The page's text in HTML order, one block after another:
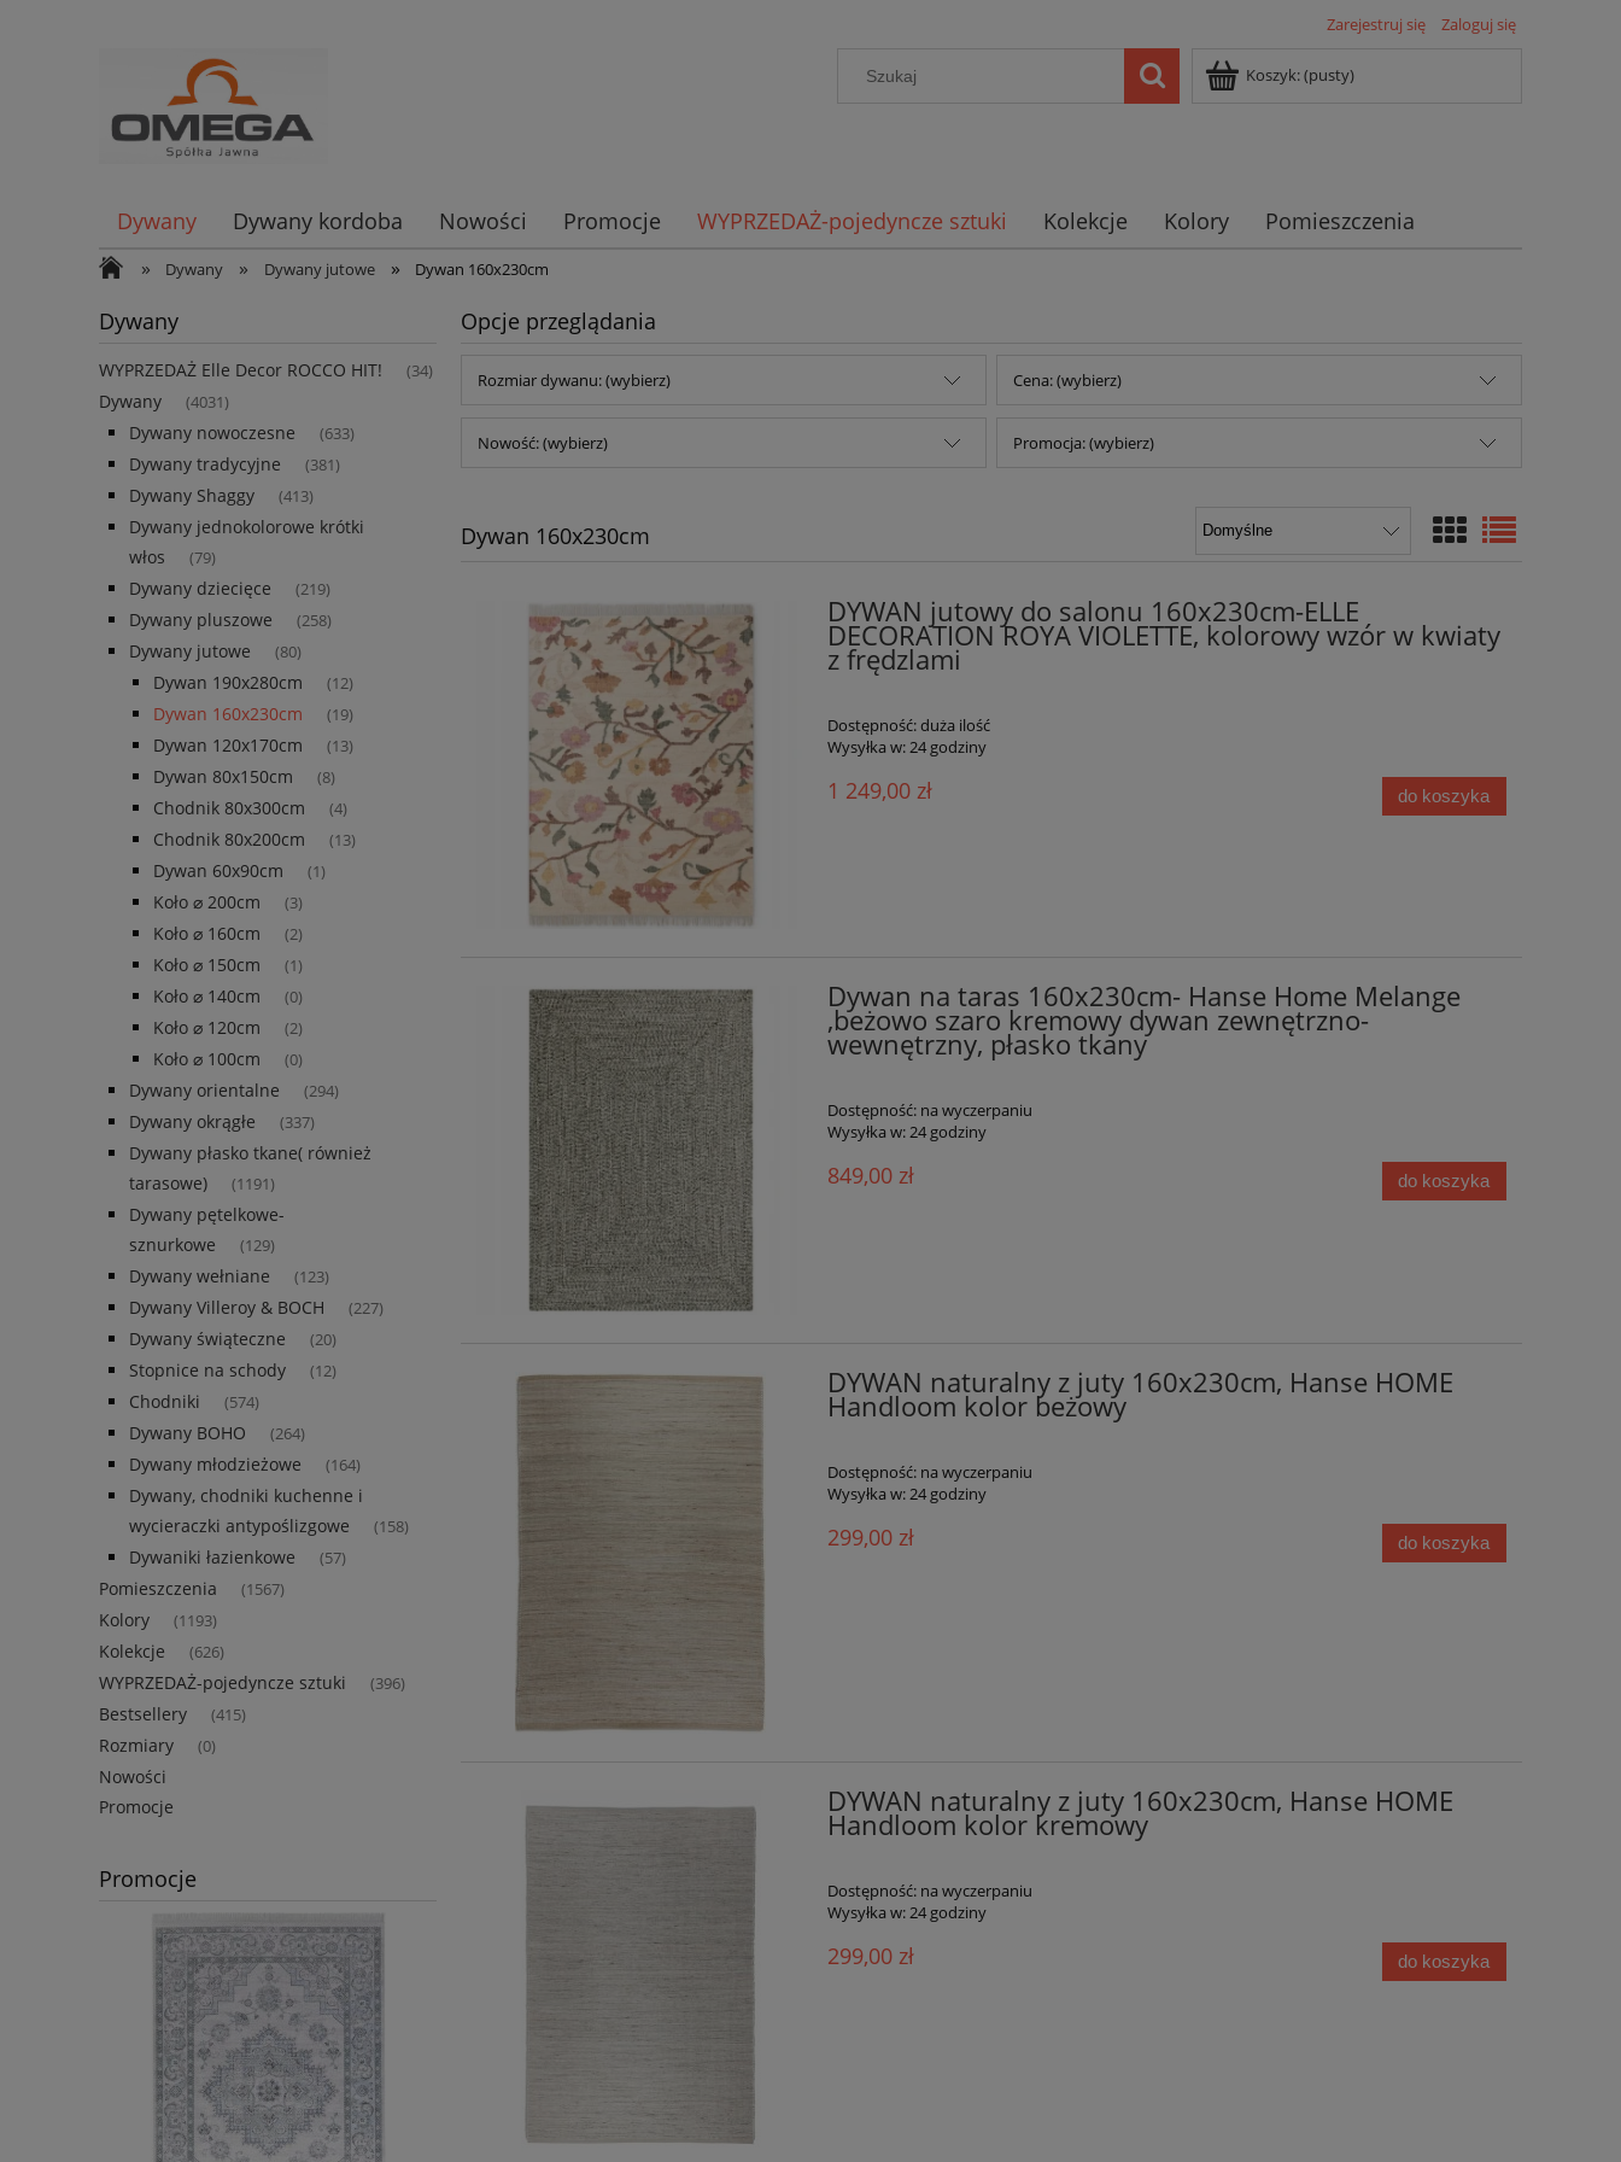
Zarejestruj się Zaloguj się
Koszyk:(pusty)
Dywany Dywany kordoba Nowości Promocje WYPRZEDAŻ-pojedyncze sztuki Kolekcje Kolory Pomieszczenia
» Dywany » Dywany jutowe » Dywan 160x230cm
Dywany
WYPRZEDAŻ Elle Decor ROCCO HIT! (34)
Dywany (4031)
Dywany nowoczesne (633)
Dywany tradycyjne (381)
Dywany Shaggy (413)
Dywany jednokolorowe krótki
włos
(79)
Dywany dziecięce (219)
Dywany pluszowe (258)
Dywany jutowe (80)
Dywan 190x280cm (12)
Dywan 160x230cm (19)
Dywan 120x170cm (13)
Dywan 80x150cm (8)
Chodnik 80x300cm (4)
Chodnik 80x200cm (13)
Dywan 60x90cm (1)
Koło ⌀ 200cm (3)
Koło ⌀ 160cm (2)
Koło ⌀ 150cm (1)
Koło ⌀ 140cm (0)
Koło ⌀ 120cm (2)
Koło ⌀ 100cm (0)
Dywany orientalne (294)
Dywany okrągłe (337)
Dywany płasko tkane( również
tarasowe)
(1191)
Dywany pętelkowe-
sznurkowe
(129)
Dywany wełniane (123)
Dywany Villeroy & BOCH (227)
Dywany świąteczne (20)
Stopnice na schody (12)
Chodniki (574)
Dywany BOHO (264)
Dywany młodzieżowe (164)
Dywany, chodniki kuchenne i
wycieraczki antypoślizgowe
(158)
Dywaniki łazienkowe (57)
Pomieszczenia (1567)
Kolory (1193)
Kolekcje (626)
WYPRZEDAŻ-pojedyncze sztuki (396)
Bestsellery (415)
Rozmiary (0)
Nowości
Promocje
Promocje
Opcje przeglądania
Rozmiar dywanu: (wybierz) Cena: (wybierz)
Nowość: (wybierz) Promocja: (wybierz)
Dywan 160x230cm
DYWAN jutowy do salonu 160x230cm-ELLE
DECORATION ROYA VIOLETTE, kolorowy wzór w kwiaty
z frędzlami
Dostępność:duża ilość
Wysyłka w: 24 godziny
1 249,00 zł do koszyka
Dywan na taras 160x230cm- Hanse Home Melange
,beżowo szaro kremowy dywan zewnętrzno-
wewnętrzny, płasko tkany
Dostępność: na wyczerpaniu
Wysyłka w:24 godziny
849,00 zł do koszyka
DYWAN naturalny z juty 160x230cm, Hanse HOME
Handloom kolor beżowy
Dostępność: na wyczerpaniu
Wysyłka w: 24 godziny
299,00 zł do koszyka
DYWAN naturalny z juty 160x230cm, Hanse HOME
Handloom kolor kremowy
Dostępność: na wyczerpaniu
Wysyłka w: 24 godziny
299,00 zł do koszyka